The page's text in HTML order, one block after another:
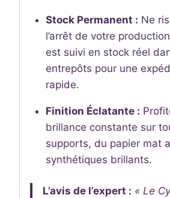
Stock Permanent : Ne
l’arrêt de votre
est suivi en stock réel
entrepôts pour une
rapide.
Finition Éclatante :
brillance constante sur
supports, du papier mat
synthétiques brillants.
L’avis de l’expert : « Le